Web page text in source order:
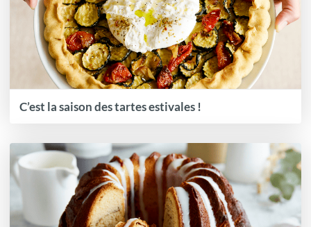
C’est la saison des tartes estivales !